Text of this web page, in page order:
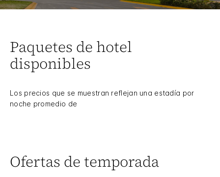
Paquetes de hotel
disponibles
Los precios que se muestran reflejan una estadía por
noche promedio de
Ofertas de temporada